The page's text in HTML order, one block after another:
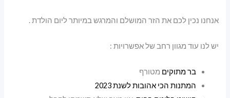
אנחנו נכין לכם את הזר המושלם והמרגש במיותר ליום הולדת .
יש לנו עוד מגוון רחב של אפשרויות :
בר מתוקים מטורף
המתנות הכי אהובות לשנת 2023